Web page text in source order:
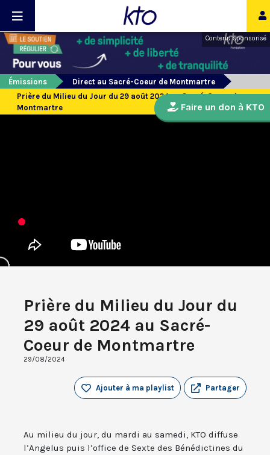
Contenu sponsorisé
Émissions
Direct au Sacré-Coeur de Montmartre
Prière du Milieu du Jour du 29 août 2024 au Sacré-Coeur de
Montmartre
Prière du Milieu du Jour du
29 août 2024 au Sacré-
Coeur de Montmartre
29/08/2024
Partager
Ajouter à ma playlist
Au milieu du jour, du mardi au samedi, KTO diffuse
l’Angelus puis l’office de Sexte des Bénédictines du
Faire un don à KTO